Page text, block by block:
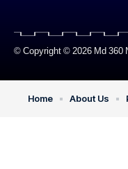
© Copyright © 2026 Md 360
Home About Us